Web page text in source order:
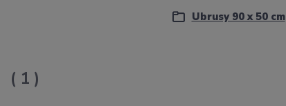
Ubrusy 90 x 50 cm
1